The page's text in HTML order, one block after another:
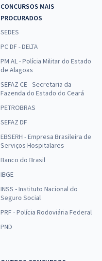
CONCURSOS MAIS
PROCURADOS
SEDES
PC DF - DELTA
PM AL - Polícia Militar do Estado
de Alagoas
SEFAZ CE - Secretaria da
Fazenda do Estado do Ceará
PETROBRAS
SEFAZ DF
EBSERH - Empresa Brasileira de
Serviços Hospitalares
Banco do Brasil
IBGE
INSS - Instituto Nacional do
Seguro Social
PRF - Polícia Rodoviária Federal
PND